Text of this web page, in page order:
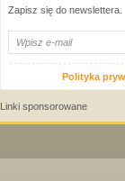
Zapisz się do newslettera.
Polityka
Linki sponsorowane